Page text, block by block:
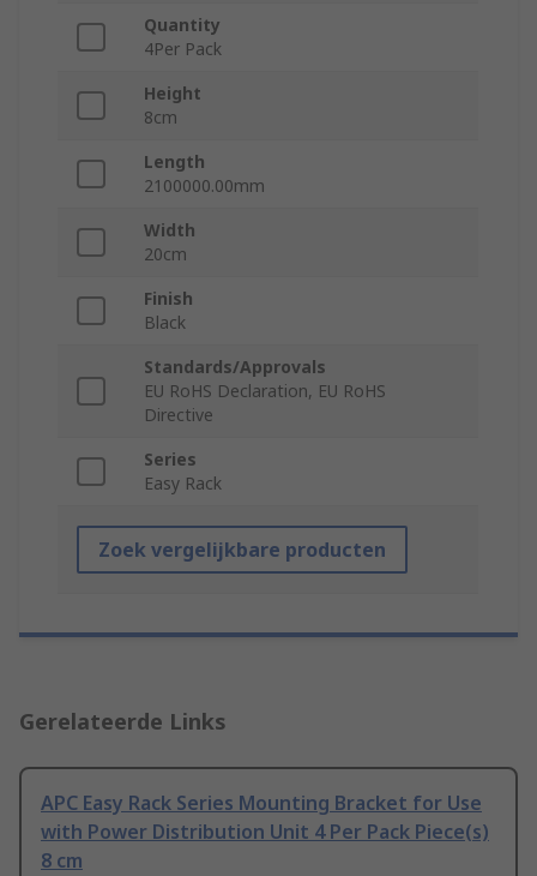
Quantity
4Per Pack
Height
8cm
Length
2100000.00mm
Width
20cm
Finish
Black
Standards/Approvals
EU RoHS Declaration, EU RoHS
Directive
Series
Easy Rack
Zoek vergelijkbare producten
Gerelateerde Links
APC Easy Rack Series Mounting Bracket for Use
with Power Distribution Unit 4 Per Pack Piece(s)
8 cm